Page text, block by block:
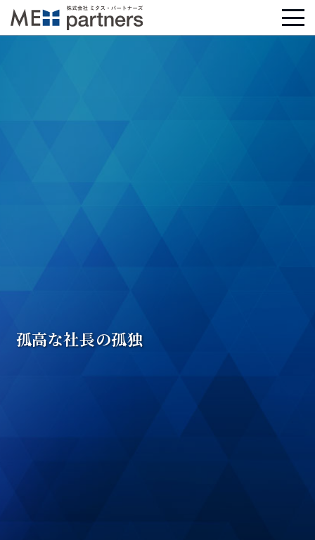
孤高な社長の孤独